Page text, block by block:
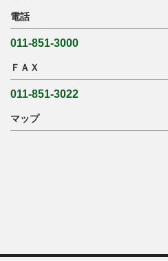
電話
011-851-3000
ＦＡＸ
011-851-3022
マップ